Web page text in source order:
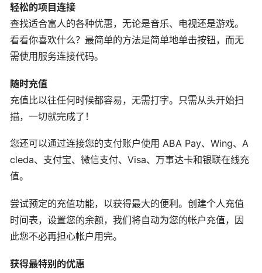
轻松的项目连接
查找适合富人的各种优惠，无论是音乐、电视还是游戏。
看看你喜欢什么？最简单的方法是简单地单击按钮，而无
需使用服务连接代码。
随时充值
充值比以往任何时候都容易，无需打字。只需从头开始扫
描，一切就完成了！
您还可以通过连接您的支付账户使用 ABA Pay、Wing、A
cleda、支付宝、微信支付、Visa、万事达卡和银联在线充
值。
尝试预定的充值功能，以获得最大的便利。创建个人充值
时间表，设置您的余额，我们将自动为您的帐户充值，因
此您不必再担心帐户用完。
获得最特别的优惠